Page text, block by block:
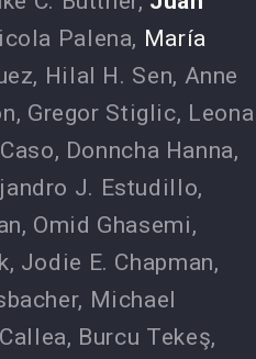
Palena, María
, Hilal H. Sen, Anne
, Gregor Stiglic, Leona
, Donncha Hanna,
J. Estudillo,
, Omid Ghasemi,
, Jodie E. Chapman,
, Michael
, Burcu Tekeş,